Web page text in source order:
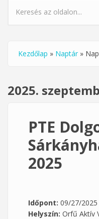
KERESÉS ŰRLAP
Jelenlegi
Kezdőlap » Naptár »
2025.
PTE
2025
Időpont: 09/27/2025
Helyszín: Orfű Aktív